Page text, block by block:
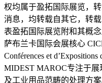
权均属于盈拓国际展览，
消息，均转载自其它，转
表盈拓国际展览附和其概
萨布兰卡国际会展核心
Conférences et
MIDEST MAROC专注于
及工业用品范畴的处理方